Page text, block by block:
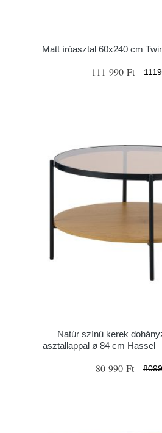
Matt íróasztal 60x240 cm
111 990 Ft
Natúr színű kerek
asztallappal ø 84 cm Hassel
80 990 Ft